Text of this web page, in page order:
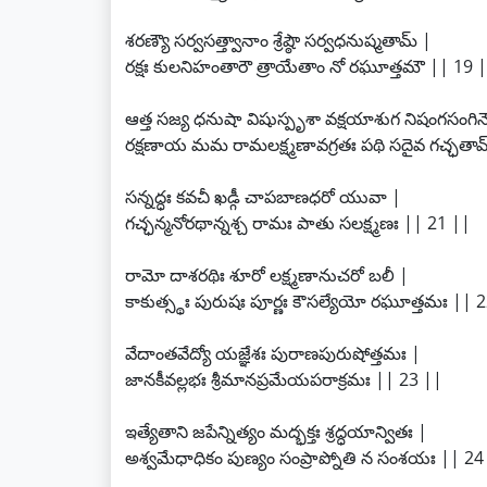
శరణ్యౌ సర్వసత్త్వానాం శ్రేష్ఠౌ సర్వధనుష్మతామ్ |
రక్షః కులనిహంతారౌ త్రాయేతాం నో రఘూత్తమౌ || 19
ఆత్త సజ్య ధనుషా విషుస్పృశా వక్షయాశుగ
రక్షణాయ మమ రామలక్ష్మణావగ్రతః పథి సదైవ
సన్నద్ధః కవచీ ఖడ్గీ చాపబాణధరో యువా |
గచ్ఛన్మనోరథాన్నశ్చ రామః పాతు సలక్ష్మణః || 21 ||
రామో దాశరథిః శూరో లక్ష్మణానుచరో బలీ |
కాకుత్స్థః పురుషః పూర్ణః కౌసల్యేయో రఘూత్తమః ||
వేదాంతవేద్యో యజ్ఞేశః పురాణపురుషోత్తమః |
జానకీవల్లభః శ్రీమానప్రమేయపరాక్రమః || 23 ||
ఇత్యేతాని జపేన్నిత్యం మద్భక్తః శ్రద్ధయాన్వితః |
అశ్వమేధాధికం పుణ్యం సంప్రాప్నోతి న సంశయః ||